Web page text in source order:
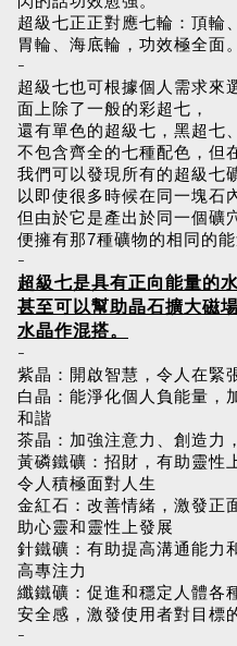
超級七正正對應七輪：頂輪
胃輪、海底輪，功效極全面。
-
超級七也可根據個人需求來
面上除了一般的彩超七，
還有單色的超級七，黑超七
不包含齊全的七種配色，但
我們可以發現所有的超級七
以即使很多時候在同一塊石
但由於它是產出於同一個礦
便擁有那7種礦物的相同的能
-
超級七是具有正向能量的
甚至可以幫助晶石擴大磁
水晶作混搭。
-
紫晶：開啟智慧，令人在緊
白晶：能淨化個人負能量，
和諧
茶晶：加強注意力、創造力
黃磷鐵礦：招財，有助靈性
令人積極面對人生
金紅石：改善情緒，激發正
助心靈和靈性上發展
針鐵礦：有助提高溝通能力
高專注力
纖鐵礦：促進和穩定人體各
安全感，激發使用者對目標
-